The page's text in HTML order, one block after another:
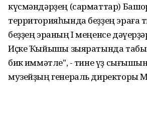
күсмәндәрҙең (сарматтар)
территорияһында беҙҙең эраға
беҙҙең эраның I меңенсе
Иҫке Ҡыйышҡы зыяратында
бик ҡиммәтле", - тине үҙ
музейҙың генераль директоры